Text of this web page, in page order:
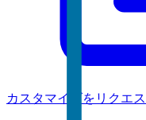
カスタマイズをリクエス